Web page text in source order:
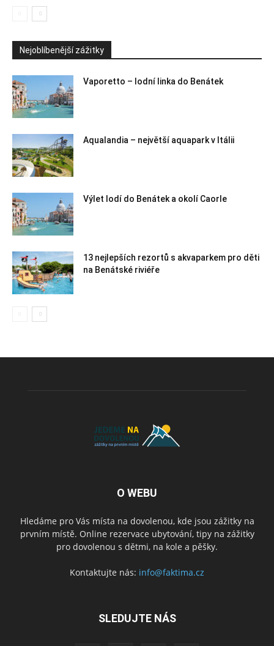
Nejoblíbenější zážitky
Vaporetto – lodní linka do Benátek
Aqualandia – největší aquapark v Itálii
Výlet lodí do Benátek a okolí Caorle
13 nejlepších rezortů s akvaparkem pro děti
na Benátské riviéře
O WEBU
Hledáme pro Vás místa na dovolenou, kde jsou zážitky na
prvním místě. Online rezervace ubytování, tipy na zážitky
pro dovolenou s dětmi, na kole a pěšky.
Kontaktujte nás: info@faktima.cz
SLEDUJTE NÁS